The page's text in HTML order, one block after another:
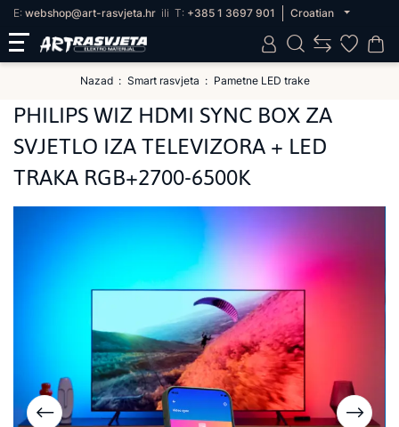
E: webshop@art-rasvjeta.hr ili T: +385 1 3697 901 Croatian
Nazad Smart rasvjeta Pametne LED trake
PHILIPS WIZ HDMI SYNC BOX ZA
SVJETLO IZA TELEVIZORA + LED
TRAKA RGB+2700-6500K